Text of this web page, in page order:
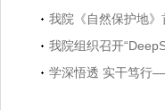
我院《自然保护地》
我院组织召开
学深悟透 实干笃行